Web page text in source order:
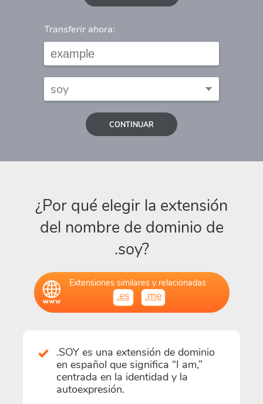
Transferir ahora:
CONTINUAR
¿Por qué elegir la extensión
del nombre de dominio de
.soy?
Extensiones similares y relacionadas
.es .me
.SOY es una extensión de dominio
en español que significa “I am,”
centrada en la identidad y la
autoexpresión.